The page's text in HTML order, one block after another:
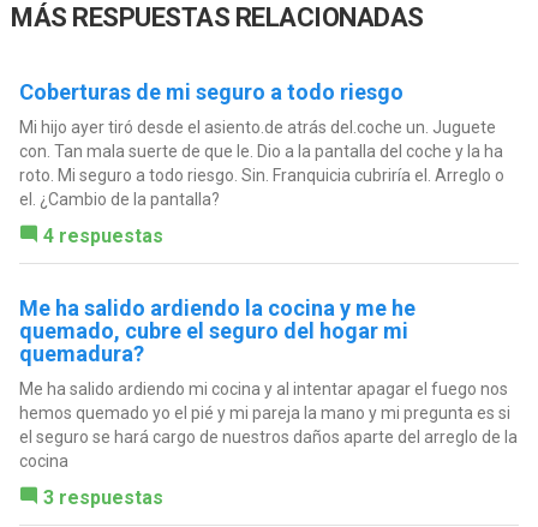
MÁS RESPUESTAS RELACIONADAS
Coberturas de mi seguro a todo riesgo
Mi hijo ayer tiró desde el asiento.de atrás del.coche un. Juguete
con. Tan mala suerte de que le. Dio a la pantalla del coche y la ha
roto. Mi seguro a todo riesgo. Sin. Franquicia cubriría el. Arreglo o
el. ¿Cambio de la pantalla?
4 respuestas
Me ha salido ardiendo la cocina y me he
quemado, cubre el seguro del hogar mi
quemadura?
Me ha salido ardiendo mi cocina y al intentar apagar el fuego nos
hemos quemado yo el pié y mi pareja la mano y mi pregunta es si
el seguro se hará cargo de nuestros daños aparte del arreglo de la
cocina
3 respuestas